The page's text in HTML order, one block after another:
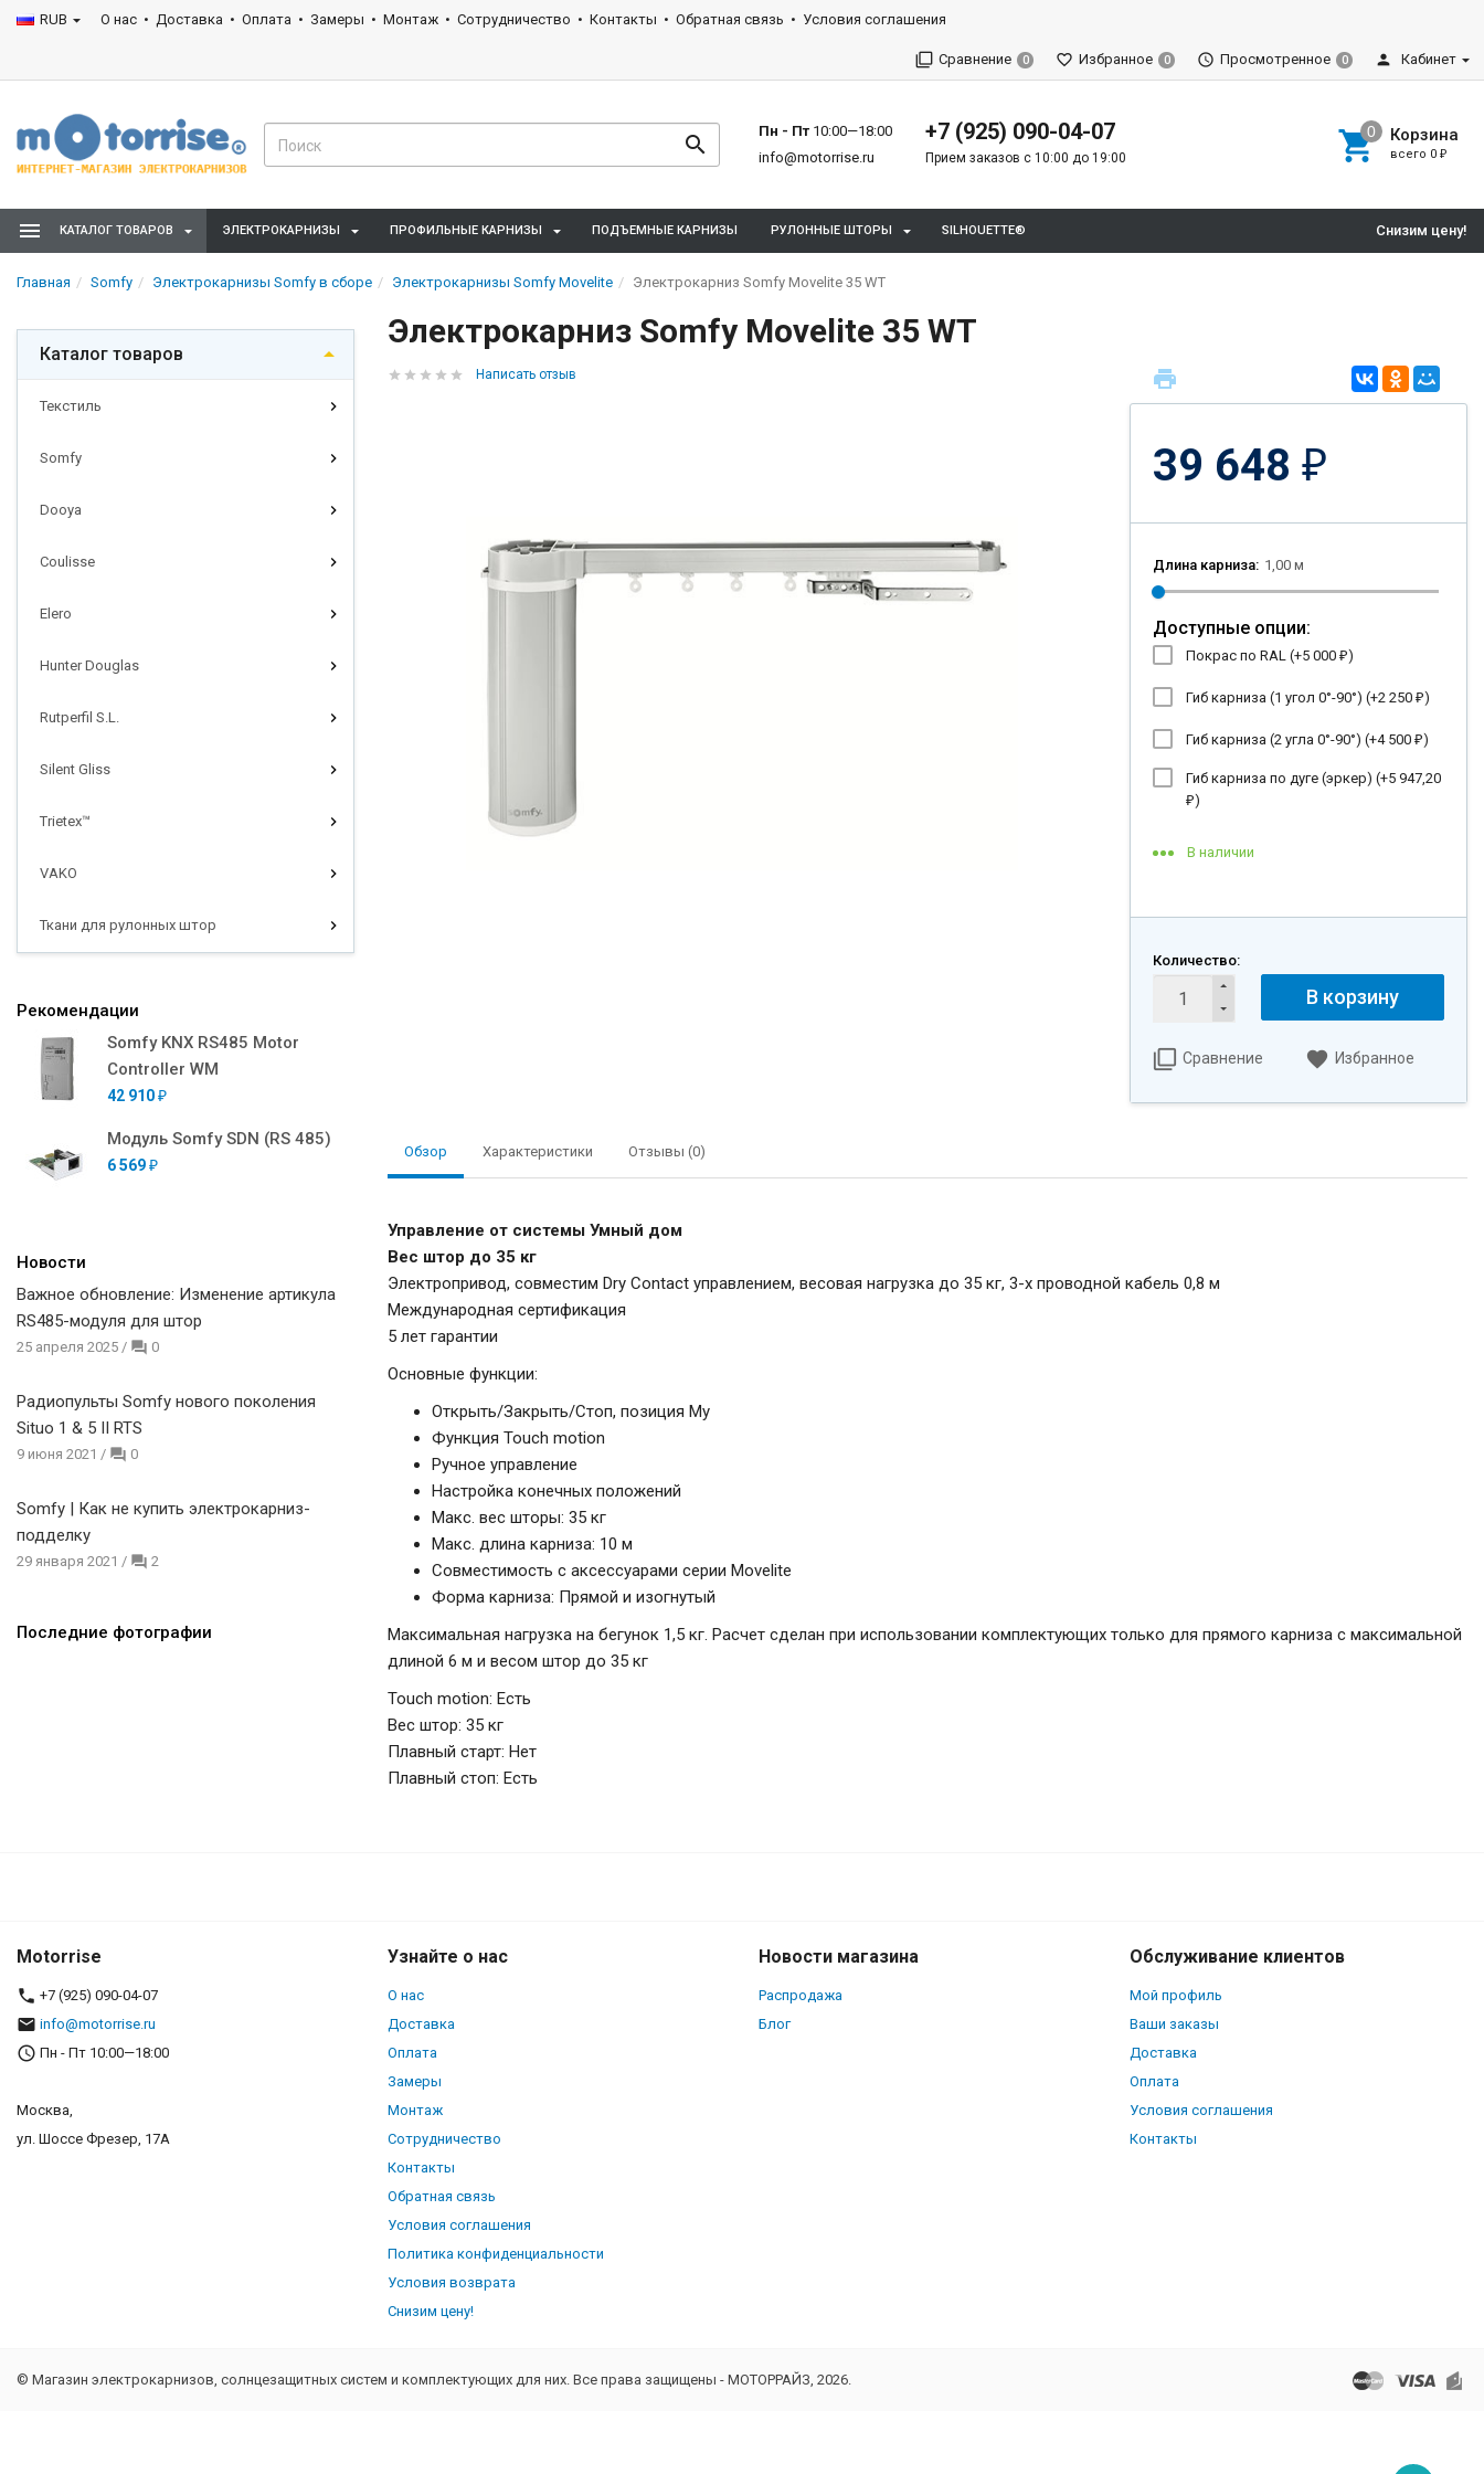
RUB О нас Доставка Оплата Замеры Монтаж Сотрудничество Контакты Обратная связь Условия соглашения
Сравнение 0 Избранное 0 Просмотренное 0 Кабинет
Пн - Пт10:00—18:00
info@motorrise.ru
+7 (925) 090-04-07
Прием заказов с 10:00 до 19:00
Корзина
всего 0 ₽
КАТАЛОГ ТОВАРОВ ЭЛЕКТРОКАРНИЗЫ ПРОФИЛЬНЫЕ КАРНИЗЫ ПОДЪЕМНЫЕ КАРНИЗЫ РУЛОННЫЕ ШТОРЫ SILHOUETTE® Снизим цену!
Главная Somfy Электрокарнизы Somfy в сборе Электрокарнизы Somfy Movelite Электрокарниз Somfy Movelite 35 WT
Каталог товаров
Текстиль
Somfy
Dooya
Coulisse
Elero
Hunter Douglas
Rutperfil S.L.
Silent Gliss
Trietex™
VAKO
Ткани для рулонных штор
Рекомендации
Somfy KNX RS485 Motor
Controller WM
42 910 ₽
Модуль Somfy SDN (RS 485)
6 569 ₽
Новости
Важное обновление: Изменение артикула
RS485-модуля для штор
25 апреля 2025 / 0
Радиопульты Somfy нового поколения
Situo 1 & 5 II RTS
9 июня 2021 / 0
Somfy | Как не купить электрокарниз-
подделку
29 января 2021 / 2
Последние фотографии
Электрокарниз Somfy Movelite 35 WT
Написать отзыв
39 648 ₽
Длина карниза: 1,00 м
Доступные опции:
Покрас по RAL (+5 000 ₽)
Гиб карниза (1 угол 0°-90°) (+2 250 ₽)
Гиб карниза (2 угла 0°-90°) (+4 500 ₽)
Гиб карниза по дуге (эркер) (+5 947,20
₽)
В наличии
Количество:
В корзину
Сравнение Избранное
Обзор Характеристики Отзывы (0)
Управление от системы Умный дом
Вес штор до 35 кг
Электропривод, совместим Dry Contact управлением, весовая нагрузка до 35 кг, 3-х проводной кабель 0,8 м
Международная сертификация
5 лет гарантии
Основные функции:
Открыть/Закрыть/Стоп, позиция My
Функция Touch motion
Ручное управление
Настройка конечных положений
Макс. вес шторы: 35 кг
Макс. длина карниза: 10 м
Совместимость с аксессуарами серии Movelite
Форма карниза: Прямой и изогнутый
Максимальная нагрузка на бегунок 1,5 кг. Расчет сделан при использовании комплектующих только для прямого карниза с максимальной
длиной 6 м и весом штор до 35 кг
Touch motion: Есть
Вес штор: 35 кг
Плавный старт: Нет
Плавный стоп: Есть
Motorrise
+7 (925) 090-04-07
info@motorrise.ru
Пн - Пт 10:00—18:00
Москва,
ул. Шоссе Фрезер, 17А
Узнайте о нас
О нас
Доставка
Оплата
Замеры
Монтаж
Сотрудничество
Контакты
Обратная связь
Условия соглашения
Политика конфиденциальности
Условия возврата
Снизим цену!
Новости магазина
Распродажа
Блог
Обслуживание клиентов
Мой профиль
Ваши заказы
Доставка
Оплата
Условия соглашения
Контакты
© Магазин электрокарнизов, солнцезащитных систем и комплектующих для них. Все права защищены - МОТОРРАЙЗ, 2026.